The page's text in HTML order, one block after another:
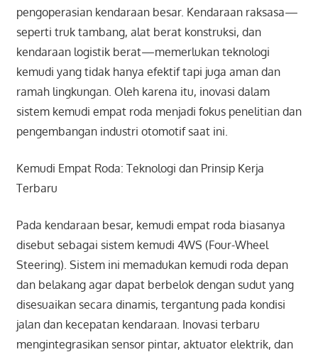
pengoperasian kendaraan besar. Kendaraan raksasa—
seperti truk tambang, alat berat konstruksi, dan
kendaraan logistik berat—memerlukan teknologi
kemudi yang tidak hanya efektif tapi juga aman dan
ramah lingkungan. Oleh karena itu, inovasi dalam
sistem kemudi empat roda menjadi fokus penelitian dan
pengembangan industri otomotif saat ini.
Kemudi Empat Roda: Teknologi dan Prinsip Kerja
Terbaru
Pada kendaraan besar, kemudi empat roda biasanya
disebut sebagai sistem kemudi 4WS (Four-Wheel
Steering). Sistem ini memadukan kemudi roda depan
dan belakang agar dapat berbelok dengan sudut yang
disesuaikan secara dinamis, tergantung pada kondisi
jalan dan kecepatan kendaraan. Inovasi terbaru
mengintegrasikan sensor pintar, aktuator elektrik, dan